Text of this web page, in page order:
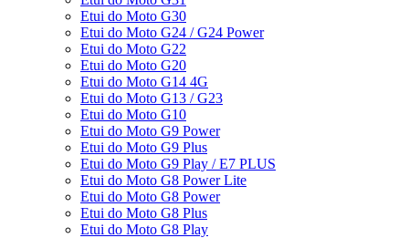
Etui do Moto G30
Etui do Moto G24 / G24 Power
Etui do Moto G22
Etui do Moto G20
Etui do Moto G14 4G
Etui do Moto G13 / G23
Etui do Moto G10
Etui do Moto G9 Power
Etui do Moto G9 Plus
Etui do Moto G9 Play / E7 PLUS
Etui do Moto G8 Power Lite
Etui do Moto G8 Power
Etui do Moto G8 Plus
Etui do Moto G8 Play